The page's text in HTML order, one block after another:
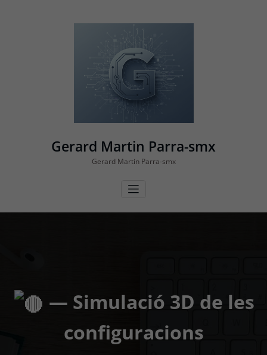
Gerard Martin Parra-smx
Gerard Martin Parra-smx
— Simulació 3D de les
configuracions